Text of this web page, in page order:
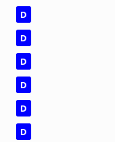
D
D
D
D
D
D